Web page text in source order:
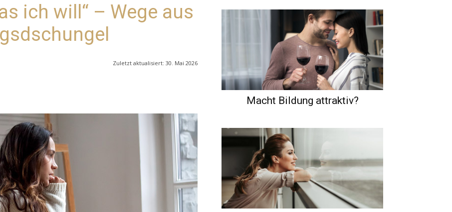
ich will“ – Wege aus
Zuletzt aktualisiert: 30. Mai 2026
Macht Bildung attraktiv?